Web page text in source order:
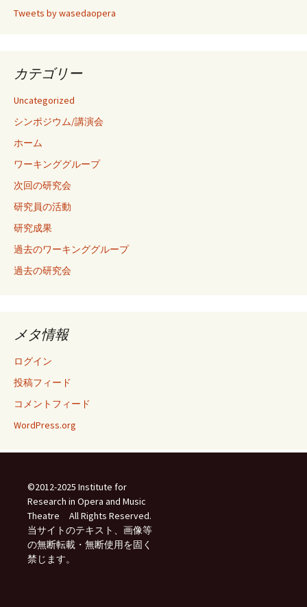
Tweets by wasedaopera
カテゴリー
Uncategorized
シンポジウム/講演会
ホーム
ワーキンググループ
次回の研究会
研究員の活動
研究成果
過去のワーキンググループ
過去の研究会
メタ情報
ログイン
投稿フィード
コメントフィード
WordPress.org
©2012-2025 Institute for
Research in Opera and Music
Theatre All Rights Reserved.
当サイトのテキスト、画像等
の無断転載・無断使用を固く
禁じます。